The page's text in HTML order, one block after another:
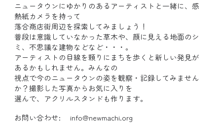
ニュータウンにゆかりのあるアーティストと一緒に、感
熱紙カメラを持って
落合商店街周辺を探索してみましょう！
普段は意識していなかった草木や、顔に見える地面のシ
ミ、不思議な建物などなど・・・。
アーティストの目線を頼りにまちを歩くと新しい発見が
あるかもしれません。みんなの
視点で今のニュータウンの姿を観察・記録してみません
か？撮影した写真からお気に入りを
選んで、アクリルスタンドも作ります。
お問い合わせ: info@newmachi.org